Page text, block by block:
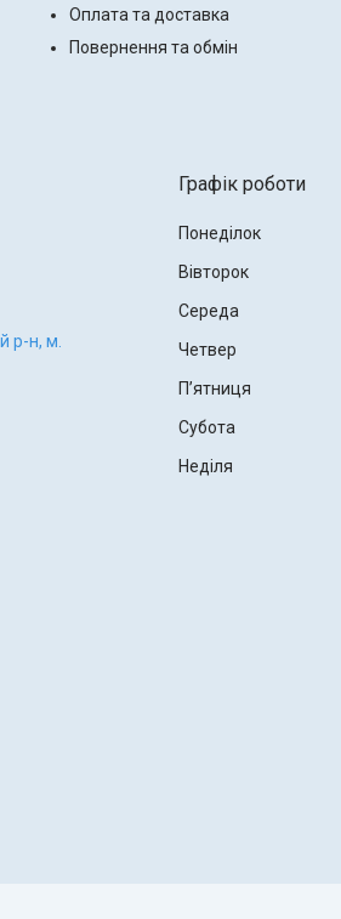
Оплата та доставка
Повернення та обмін
р-н, м.
Графік роботи
Понеділок
Вівторок
Середа
Четвер
Пʼятниця
Субота
Неділя